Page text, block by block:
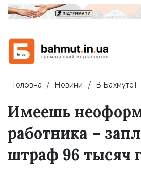
Головна Новини В Бахмуте1
Имеешь
работника –
штраф 96 тысяч